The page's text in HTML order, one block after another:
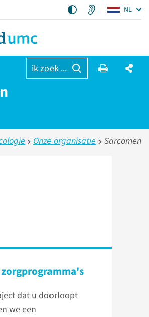
NL
ik zoek ...
Onze organisatie Sarcomen
zorgprogramma's
dat u doorloopt
we een